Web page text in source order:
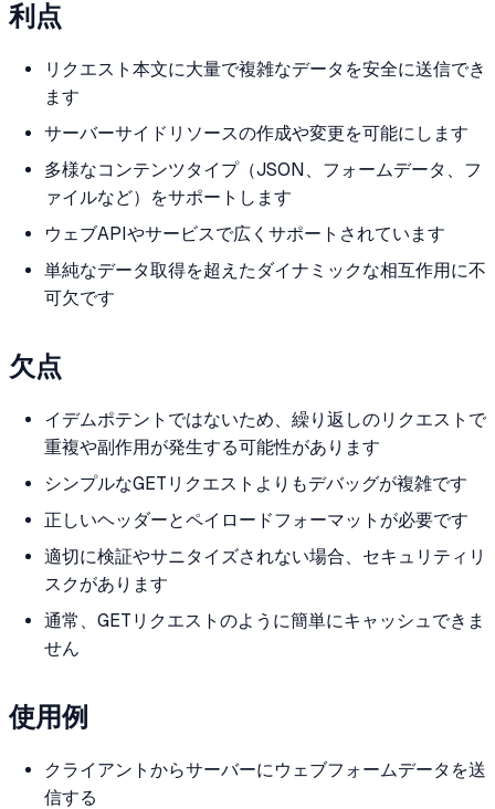
利点
リクエスト本文に大量で複雑なデータを安全に送信でき
ます
サーバーサイドリソースの作成や変更を可能にします
多様なコンテンツタイプ（JSON、フォームデータ、フ
ァイルなど）をサポートします
ウェブAPIやサービスで広くサポートされています
単純なデータ取得を超えたダイナミックな相互作用に不
可欠です
欠点
イデムポテントではないため、繰り返しのリクエストで
重複や副作用が発生する可能性があります
シンプルなGETリクエストよりもデバッグが複雑です
正しいヘッダーとペイロードフォーマットが必要です
適切に検証やサニタイズされない場合、セキュリティリ
スクがあります
通常、GETリクエストのように簡単にキャッシュできま
せん
使用例
クライアントからサーバーにウェブフォームデータを送
信する